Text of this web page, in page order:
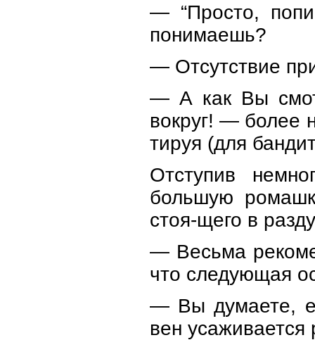
— “Просто,
понимаешь?
— Отсутствие
— А как Вы
вокруг! — более
тируя (для
Отступив
большую
стоя-щего в
— Весьма
что следующая
— Вы думаете,
вен усаживается